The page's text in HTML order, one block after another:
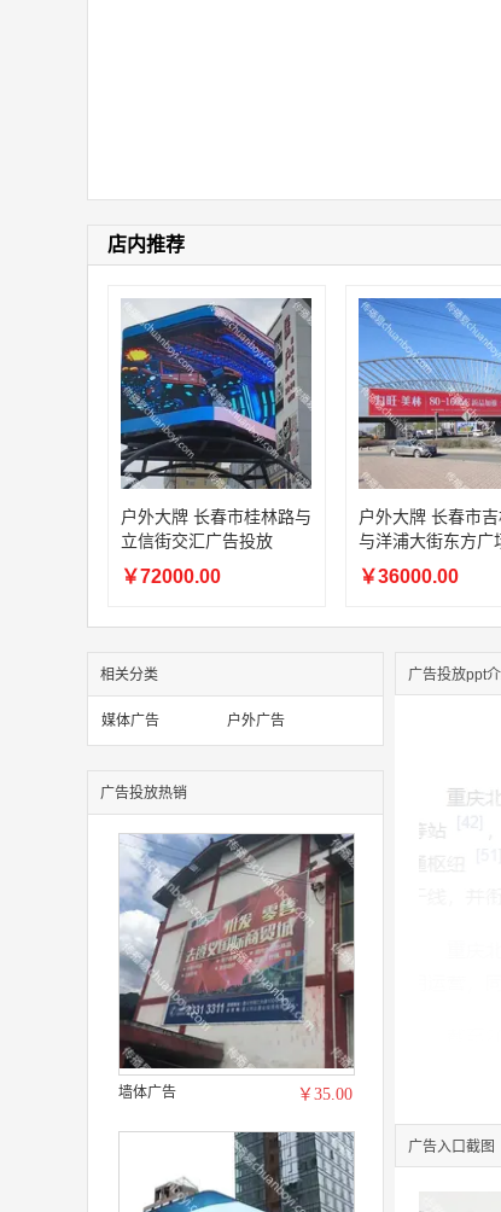
店内推荐
户外大牌 长春市桂林路与
立信街交汇广告投放
￥72000.00
户外大牌 长春市吉林大路
与洋浦大街东方广
桥广告投放
￥36000.00
相关分类
媒体广告 户外广告
广告投放热销
墙体广告 ￥35.00
广告投放ppt
广告入口截图